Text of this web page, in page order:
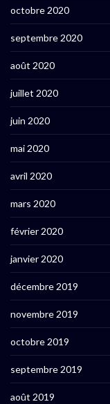
octobre 2020
septembre 2020
août 2020
juillet 2020
juin 2020
mai 2020
avril 2020
mars 2020
février 2020
janvier 2020
décembre 2019
novembre 2019
octobre 2019
septembre 2019
août 2019